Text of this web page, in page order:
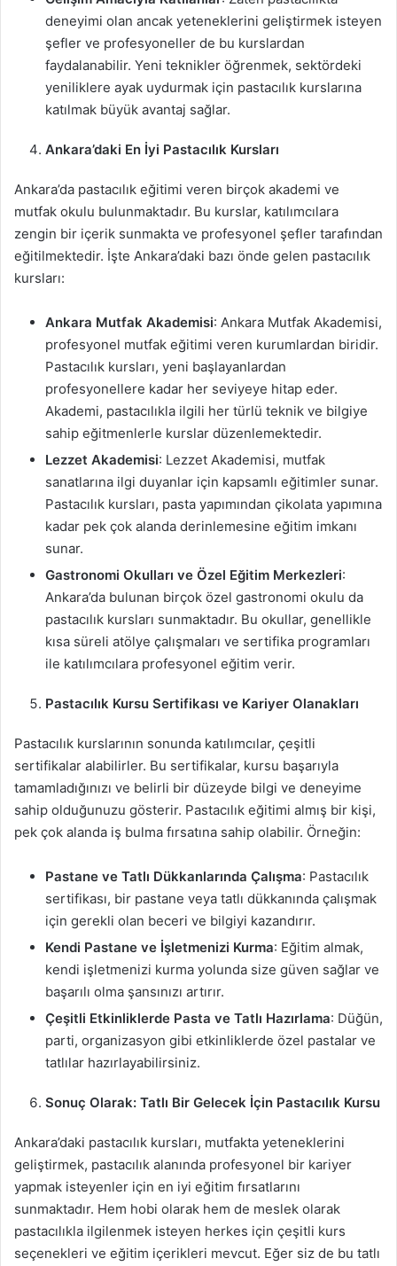
deneyimi olan ancak yeteneklerini geliştirmek isteyen
şefler ve profesyoneller de bu kurslardan
faydalanabilir. Yeni teknikler öğrenmek, sektördeki
yeniliklere ayak uydurmak için pastacılık kurslarına
katılmak büyük avantaj sağlar.
Ankara’daki En İyi Pastacılık Kursları
Ankara’da pastacılık eğitimi veren birçok akademi ve
mutfak okulu bulunmaktadır. Bu kurslar, katılımcılara
zengin bir içerik sunmakta ve profesyonel şefler tarafından
eğitilmektedir. İşte Ankara’daki bazı önde gelen pastacılık
kursları:
Ankara Mutfak Akademisi: Ankara Mutfak Akademisi,
profesyonel mutfak eğitimi veren kurumlardan biridir.
Pastacılık kursları, yeni başlayanlardan
profesyonellere kadar her seviyeye hitap eder.
Akademi, pastacılıkla ilgili her türlü teknik ve bilgiye
sahip eğitmenlerle kurslar düzenlemektedir.
Lezzet Akademisi: Lezzet Akademisi, mutfak
sanatlarına ilgi duyanlar için kapsamlı eğitimler sunar.
Pastacılık kursları, pasta yapımından çikolata yapımına
kadar pek çok alanda derinlemesine eğitim imkanı
sunar.
Gastronomi Okulları ve Özel Eğitim Merkezleri:
Ankara’da bulunan birçok özel gastronomi okulu da
pastacılık kursları sunmaktadır. Bu okullar, genellikle
kısa süreli atölye çalışmaları ve sertifika programları
ile katılımcılara profesyonel eğitim verir.
Pastacılık Kursu Sertifikası ve Kariyer Olanakları
Pastacılık kurslarının sonunda katılımcılar, çeşitli
sertifikalar alabilirler. Bu sertifikalar, kursu başarıyla
tamamladığınızı ve belirli bir düzeyde bilgi ve deneyime
sahip olduğunuzu gösterir. Pastacılık eğitimi almış bir kişi,
pek çok alanda iş bulma fırsatına sahip olabilir. Örneğin:
Pastane ve Tatlı Dükkanlarında Çalışma: Pastacılık
sertifikası, bir pastane veya tatlı dükkanında çalışmak
için gerekli olan beceri ve bilgiyi kazandırır.
Kendi Pastane ve İşletmenizi Kurma: Eğitim almak,
kendi işletmenizi kurma yolunda size güven sağlar ve
başarılı olma şansınızı artırır.
Çeşitli Etkinliklerde Pasta ve Tatlı Hazırlama: Düğün,
parti, organizasyon gibi etkinliklerde özel pastalar ve
tatlılar hazırlayabilirsiniz.
Sonuç Olarak: Tatlı Bir Gelecek İçin Pastacılık Kursu
Ankara’daki pastacılık kursları, mutfakta yeteneklerini
geliştirmek, pastacılık alanında profesyonel bir kariyer
yapmak isteyenler için en iyi eğitim fırsatlarını
sunmaktadır. Hem hobi olarak hem de meslek olarak
pastacılıkla ilgilenmek isteyen herkes için çeşitli kurs
seçenekleri ve eğitim içerikleri mevcut. Eğer siz de bu tatlı